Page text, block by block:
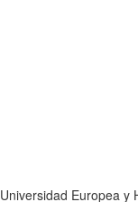
Europea y